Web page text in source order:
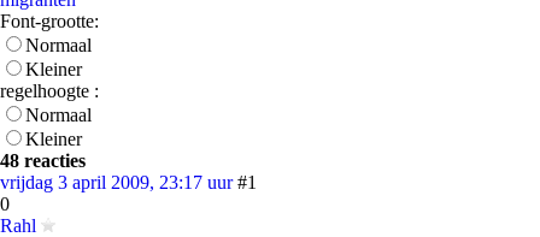
Font-grootte:
Normaal
Kleiner
regelhoogte :
Normaal
Kleiner
48 reacties
vrijdag 3 april 2009, 23:17 uur #1
0
Rahl